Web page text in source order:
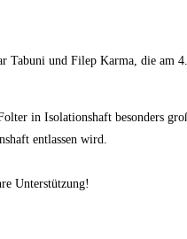
und Filep Karma, die am
in Isolationshaft besonders
entlassen wird.
Unterstützung!